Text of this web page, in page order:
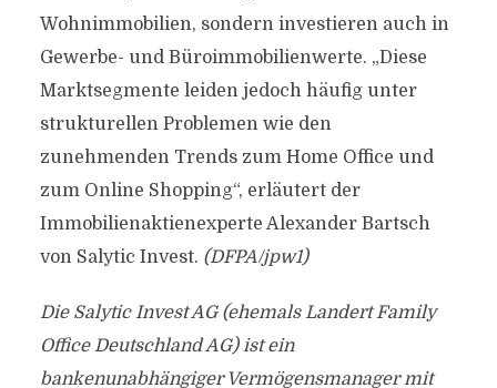
Wohnimmobilien, sondern investieren auch in
Gewerbe- und Büroimmobilienwerte. „Diese
Marktsegmente leiden jedoch häufig unter
strukturellen Problemen wie den
zunehmenden Trends zum Home Office und
zum Online Shopping“, erläutert der
Immobilienaktienexperte Alexander Bartsch
von Salytic Invest. (DFPA/jpw1)
Die Salytic Invest AG (ehemals Landert Family
Office Deutschland AG) ist ein
bankenunabhängiger Vermögensmanager mit